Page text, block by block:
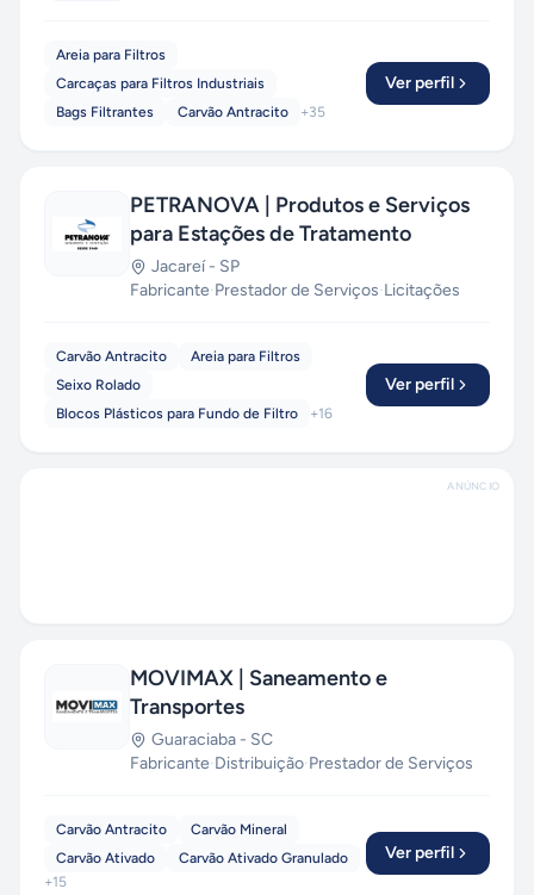
Areia para Filtros
Carcaças para Filtros Industriais
Bags Filtrantes
Carvão Antracito +35
Ver perfil
PETRANOVA | Produtos e Serviços
para Estações de Tratamento
Jacareí- SP
Fabricante·Prestador de Serviços·Licitações
Carvão Antracito
Areia para Filtros
Seixo Rolado
Blocos Plásticos para Fundo de Filtro
+16
Ver perfil
ANÚNCIO
MOVIMAX | Saneamento e
Transportes
Guaraciaba - SC
Fabricante·Distribuição·Prestador de Serviços
Carvão Antracito
Carvão Mineral
Carvão Ativado
Carvão Ativado Granulado
+15
Ver perfil